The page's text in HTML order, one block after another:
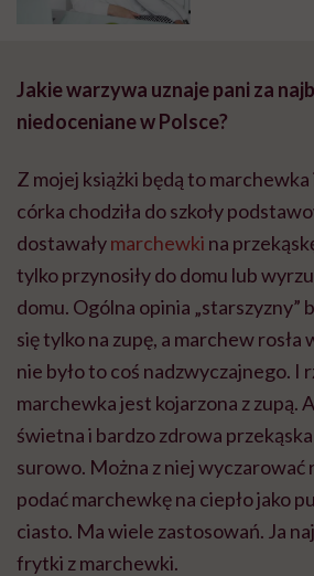
Jakie warzywa uznaje pani za
niedoceniane w Polsce?
Z mojej książki będą to marchewka
córka chodziła do szkoły
dostawałymarchewki na
tylko przynosiły do domu lub
domu. Ogólna opinia „starszyzny”
się tylko na zupę, a marchew rosła
nie było to coś nadzwyczajnego. I
marchewka jest kojarzona z zupą.
świetna i bardzo zdrowa
surowo. Można z niej wyczarować
podać marchewkę na ciepło jako
ciasto. Ma wiele zastosowań. Ja
frytki z marchewki.